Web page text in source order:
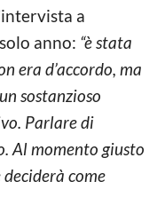
a
anno: “è stata
era d’accordo, ma
sostanzioso
Parlare di
Al momento giusto
come